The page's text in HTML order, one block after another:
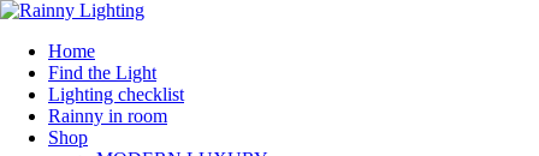
Skip
contentHome
Find the Light
Lighting checklist
Rainny in room
Shop